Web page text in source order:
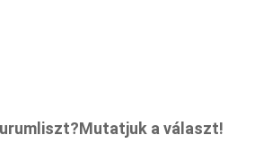
a választ!